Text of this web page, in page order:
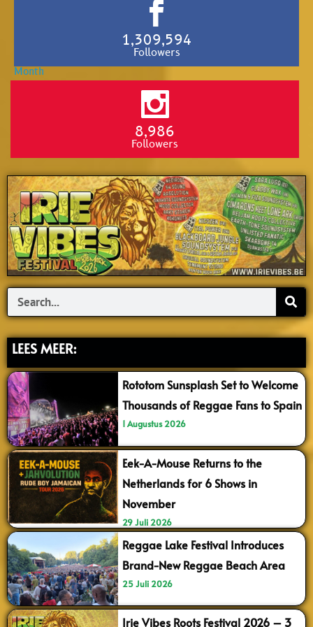
1,309,594
Followers
8,986
Followers
Search
LEES MEER:
Rototom Sunsplash Set to Welcome
Thousands of Reggae Fans to Spain
1 Augustus 2026
Eek-A-Mouse Returns to the
Netherlands for 6 Shows in
November
29 Juli 2026
Reggae Lake Festival Introduces
Brand-New Reggae Beach Area
25 Juli 2026
Irie Vibes Roots Festival 2026 – 3